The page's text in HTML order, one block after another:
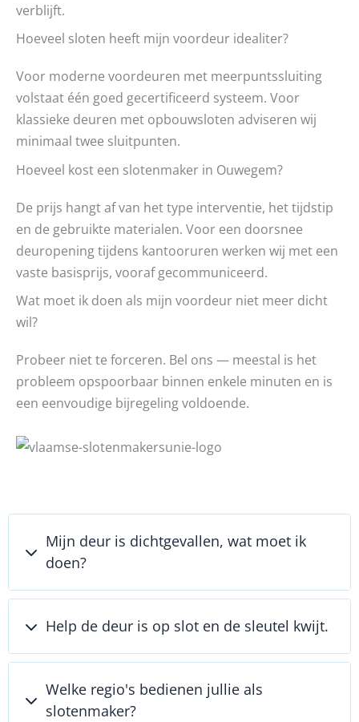
verblijft.
Hoeveel sloten heeft mijn voordeur idealiter?
Voor moderne voordeuren met meerpuntssluiting
volstaat één goed gecertificeerd systeem. Voor
klassieke deuren met opbouwsloten adviseren wij
minimaal twee sluitpunten.
Hoeveel kost een slotenmaker in Ouwegem?
De prijs hangt af van het type interventie, het tijdstip
en de gebruikte materialen. Voor een doorsnee
deuropening tijdens kantooruren werken wij met een
vaste basisprijs, vooraf gecommuniceerd.
Wat moet ik doen als mijn voordeur niet meer dicht
wil?
Probeer niet te forceren. Bel ons — meestal is het
probleem opspoorbaar binnen enkele minuten en is
een eenvoudige bijregeling voldoende.
Mijn deur is dichtgevallen, wat moet ik
doen?
Help de deur is op slot en de sleutel kwijt.
Welke regio's bedienen jullie als
slotenmaker?